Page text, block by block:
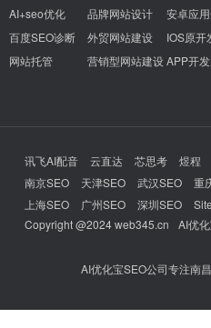
AI+seo优化
百度SEO诊断
网站托管
品牌网站设计
外贸网站建设
营销型网站建设
安卓应
IOS原开
APP开
讯飞AI配音 云直达 芯思考 煜程
南京SEO
天津SEO 武汉SEO 重
上海SEO
广州SEO 深圳SEO
Copyright @2024 web345.cn
AI优
AI优化宝SEO公司专注南